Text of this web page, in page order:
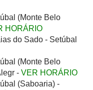
(Monte Belo
HORÁRIO
do Sado - Setúbal
(Monte Belo
- VER HORÁRIO
(Saboaria) -